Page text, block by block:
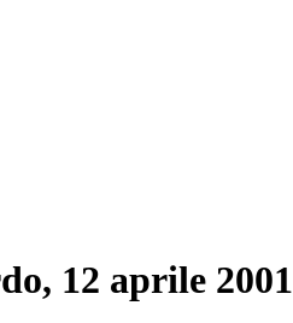
12 aprile 2001